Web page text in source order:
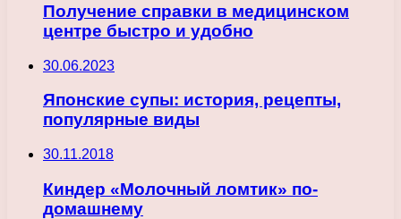
Получение справки в медицинском
центре быстро и удобно
30.06.2023
Японские супы: история, рецепты,
популярные виды
30.11.2018
Киндер «Молочный ломтик» по-
домашнему